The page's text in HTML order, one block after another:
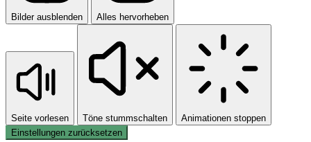
Bilder ausblenden Alles hervorheben
Seite vorlesen Töne stummschalten
Animationen stoppen
Einstellungen zurücksetzen